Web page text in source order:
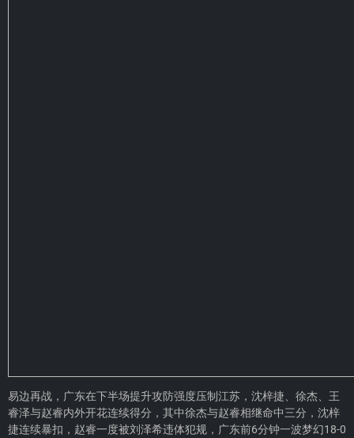
易边再战，广东在下半场提升攻防强度压制江苏，沈梓捷、徐杰、王
睿泽与赵睿内外开花连续得分，其中徐杰与赵睿相继命中三分，沈梓
捷连续暴扣，赵睿一度被刘泽希违体犯规，广东前6分钟一波梦幻18-0